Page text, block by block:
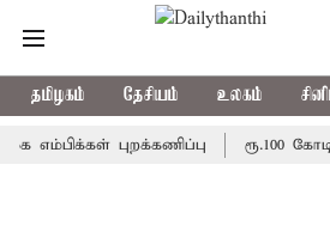
தமிழகம் தேசியம் உலகம்
புறக்கணிப்பு ரூ.100 கோடி